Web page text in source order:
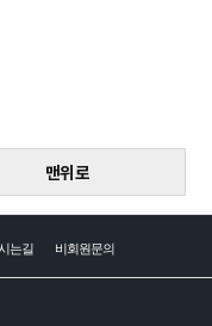
맨위로
는길 비회원문의